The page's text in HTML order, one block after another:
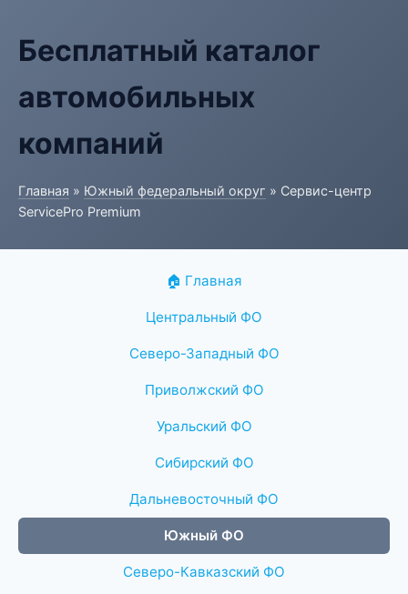
Бесплатный каталог
автомобильных
компаний
Главная » Южный федеральный округ » Сервис-центр
ServicePro Premium
🏠 Главная
Центральный ФО
Северо-Западный ФО
Приволжский ФО
Уральский ФО
Сибирский ФО
Дальневосточный ФО
Южный ФО
Северо-Кавказский ФО